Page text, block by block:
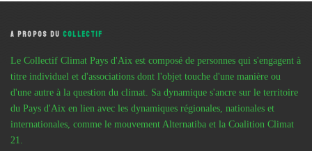
A PROPOS DUCOLLECTIF
Le Collectif Climat Pays d'Aix est composé de personnes qui s'engagent à
titre individuel et d'associations dont l'objet touche d'une manière ou
d'une autre à la question du climat. Sa dynamique s'ancre sur le territoire
du Pays d'Aix en lien avec les dynamiques régionales, nationales et
internationales, comme le mouvement Alternatiba et la Coalition Climat
21.